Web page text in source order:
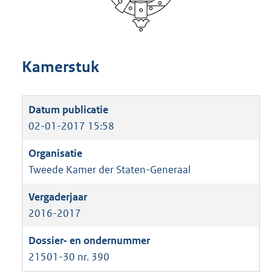
Kamerstuk
02-01-2017 15:58
Tweede Kamer der Staten-Generaal
2016-2017
21501-30 nr. 390